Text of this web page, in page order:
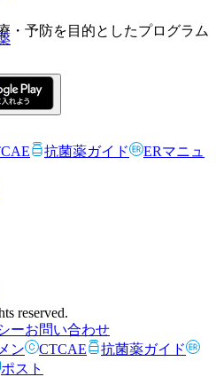
・予防を目的としたプログラム
抗菌薬ガイド
ERマニュ
reserved.
ーお問い合わせ
ン CTCAE
抗菌薬ガイド
ポスト